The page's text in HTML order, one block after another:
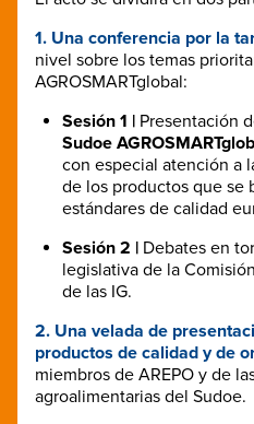
1. Una conferencia por la
nivel sobre los temas
AGROSMARTglobal:
Sesión 1 | Presentación
Sudoe
con especial atención a
de los productos que se
estándares de calidad
Sesión 2 | Debates en
legislativa de la
de las IG.
2. Una velada de
productos de calidad y de
miembros de AREPO y de
agroalimentarias del Sudoe.